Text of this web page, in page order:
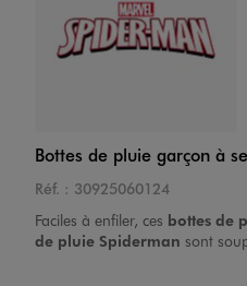
Bottes de pluie garçon à
Réf. : 30925060124
Faciles à enfiler, ces bottes de
de pluie Spiderman sont